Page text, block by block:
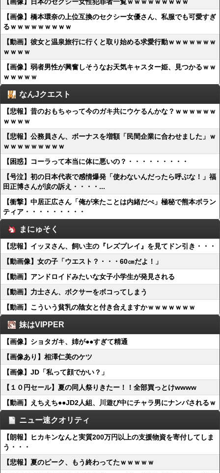
【画像】橋本環奈の上位互換のセクシー女優さん、私服でも可愛すぎ
るｗｗｗｗｗｗｗｗｗ
【動画】彼女と温泉旅行に行くと取り始める求愛行動ｗｗｗｗｗｗｗ
ｗｗｗｗ
【画像】弱者男性が興奮しそうなお天気キャスター姫、見つかるｗｗ
ｗｗｗｗｗ
なんJクエスト
【悲報】昔のおもちゃって今のガキ共にウケるんかな？ｗｗｗｗｗｗ
ｗｗｗｗ
【悲報】公務員さん、ボーナスを増額「民間企業に合わせました」ｗ
ｗｗｗｗｗｗｗｗｗ
【困惑】コーラって本当に体に悪いの？・・・・・・・・・
【号泣】初の日本代表で感情爆発「使わないんだったら呼ぶな！」福
田正博さんが涙の訴え・・・・...
【衝撃】中居正広さん「俺が来たことは内緒だべ」極秘で熊本ボラン
ティア・・・・・・・・・
まにゅそく
【悲報】イッヌさん、飼い主の『レズプレイ』を見てドン引き・・・
【動画像】女の子「ウエスト？・・・60㎝だよ！」
【動画】アンドロイドみたいな女子小学生が発見される
【動画】力士さん、ボクサーをボコってしまう
【動画】こういう貧乳の陰女と付き合えますかｗｗｗｗｗｗｗ
妹はVIPPER
【画像】ショタガキ、姉が●●すぎて精通
【画像あり】相澤仁美のケツ
【画像】JD「私って顔でかい？」
【１０円セール】夏の同人祭りきたー！！全部買っとけwwww
【動画】えちえち●●JD2人組、川遊び中にチャラ男にナンパされるｗ
ニュー速クオリティ
【朗報】ヒカキンなんと実質200万円以上の支援物資を寄付してしま
う・・・
【悲報】夏のピーク、もう終わってたｗｗｗｗｗ